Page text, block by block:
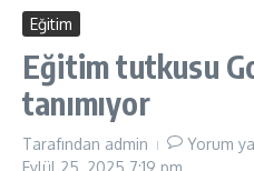
Eğitim
Eğitim tutkusu
tanımıyor
Tarafından admin
Yorum
Eylül 25, 2025 7:19 pm